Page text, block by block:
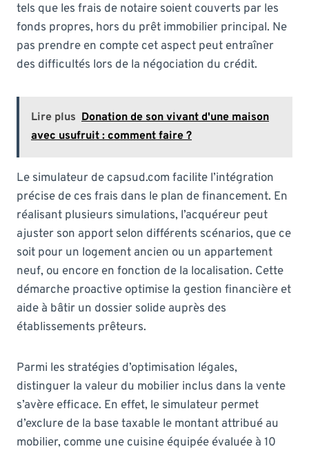
tels que les frais de notaire soient couverts par les
fonds propres, hors du prêt immobilier principal. Ne
pas prendre en compte cet aspect peut entraîner
des difficultés lors de la négociation du crédit.
Lire plus Donation de son vivant d'une maison
avec usufruit : comment faire ?
Le simulateur de capsud.com facilite l’intégration
précise de ces frais dans le plan de financement. En
réalisant plusieurs simulations, l’acquéreur peut
ajuster son apport selon différents scénarios, que ce
soit pour un logement ancien ou un appartement
neuf, ou encore en fonction de la localisation. Cette
démarche proactive optimise la gestion financière et
aide à bâtir un dossier solide auprès des
établissements prêteurs.
Parmi les stratégies d’optimisation légales,
distinguer la valeur du mobilier inclus dans la vente
s’avère efficace. En effet, le simulateur permet
d’exclure de la base taxable le montant attribué au
mobilier, comme une cuisine équipée évaluée à 10